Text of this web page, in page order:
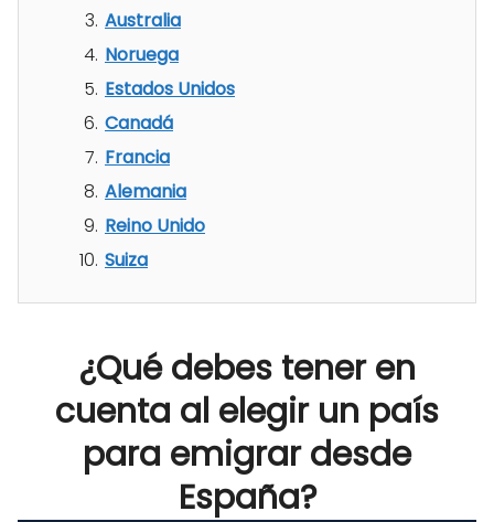
Australia
Noruega
Estados Unidos
Canadá
Francia
Alemania
Reino Unido
Suiza
¿Qué debes tener en
cuenta al elegir un país
para emigrar desde
España?